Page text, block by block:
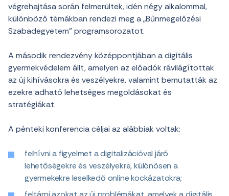
végrehajtása során felmerültek, idén négy alkalommal,
különböző témákban rendezi meg a „Bűnmegelőzési
Szabadegyetem” programsorozatot.
A második rendezvény középpontjában a digitális
gyermekvédelem állt, amelyen az előadók rávilágítottak
az új kihívásokra és veszélyekre, valamint bemutatták az
ezekre adható lehetséges megoldásokat és
stratégiákat.
A pénteki konferencia céljai az alábbiak voltak:
felhívni a figyelmet a digitalizációval járó
lehetőségekre és veszélyekre, különösen a
gyermekekre leselkedő online kockázatokra;